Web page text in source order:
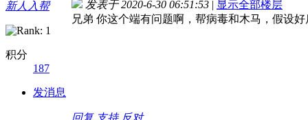
新人入帮
积分
187
发消息
发表于 2020-6-30 06:51:53 | 显示全部楼层
兄弟 你这个端有问题啊，帮病毒和木马，假设
回复 支持 反对